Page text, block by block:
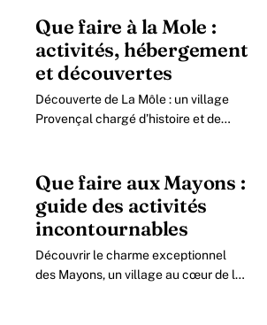
Que faire à la Mole :
activités, hébergement
et découvertes
Découverte de La Môle : un village
Provençal chargé d’histoire et de
Môle incarne.
Que faire aux Mayons :
guide des activités
incontournables
Découvrir le charme exceptionnel
des Mayons, un village au cœur de la